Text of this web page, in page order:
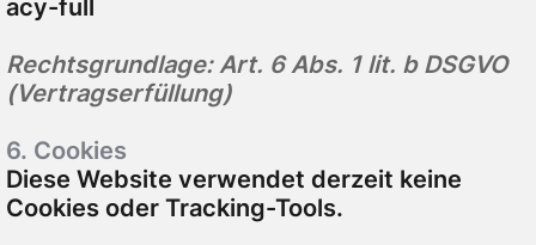
acy-full
Rechtsgrundlage: Art. 6 Abs. 1 lit. b DSGVO
(Vertragserfüllung)
6. Cookies
Diese Website verwendet derzeit keine
Cookies oder Tracking-Tools.